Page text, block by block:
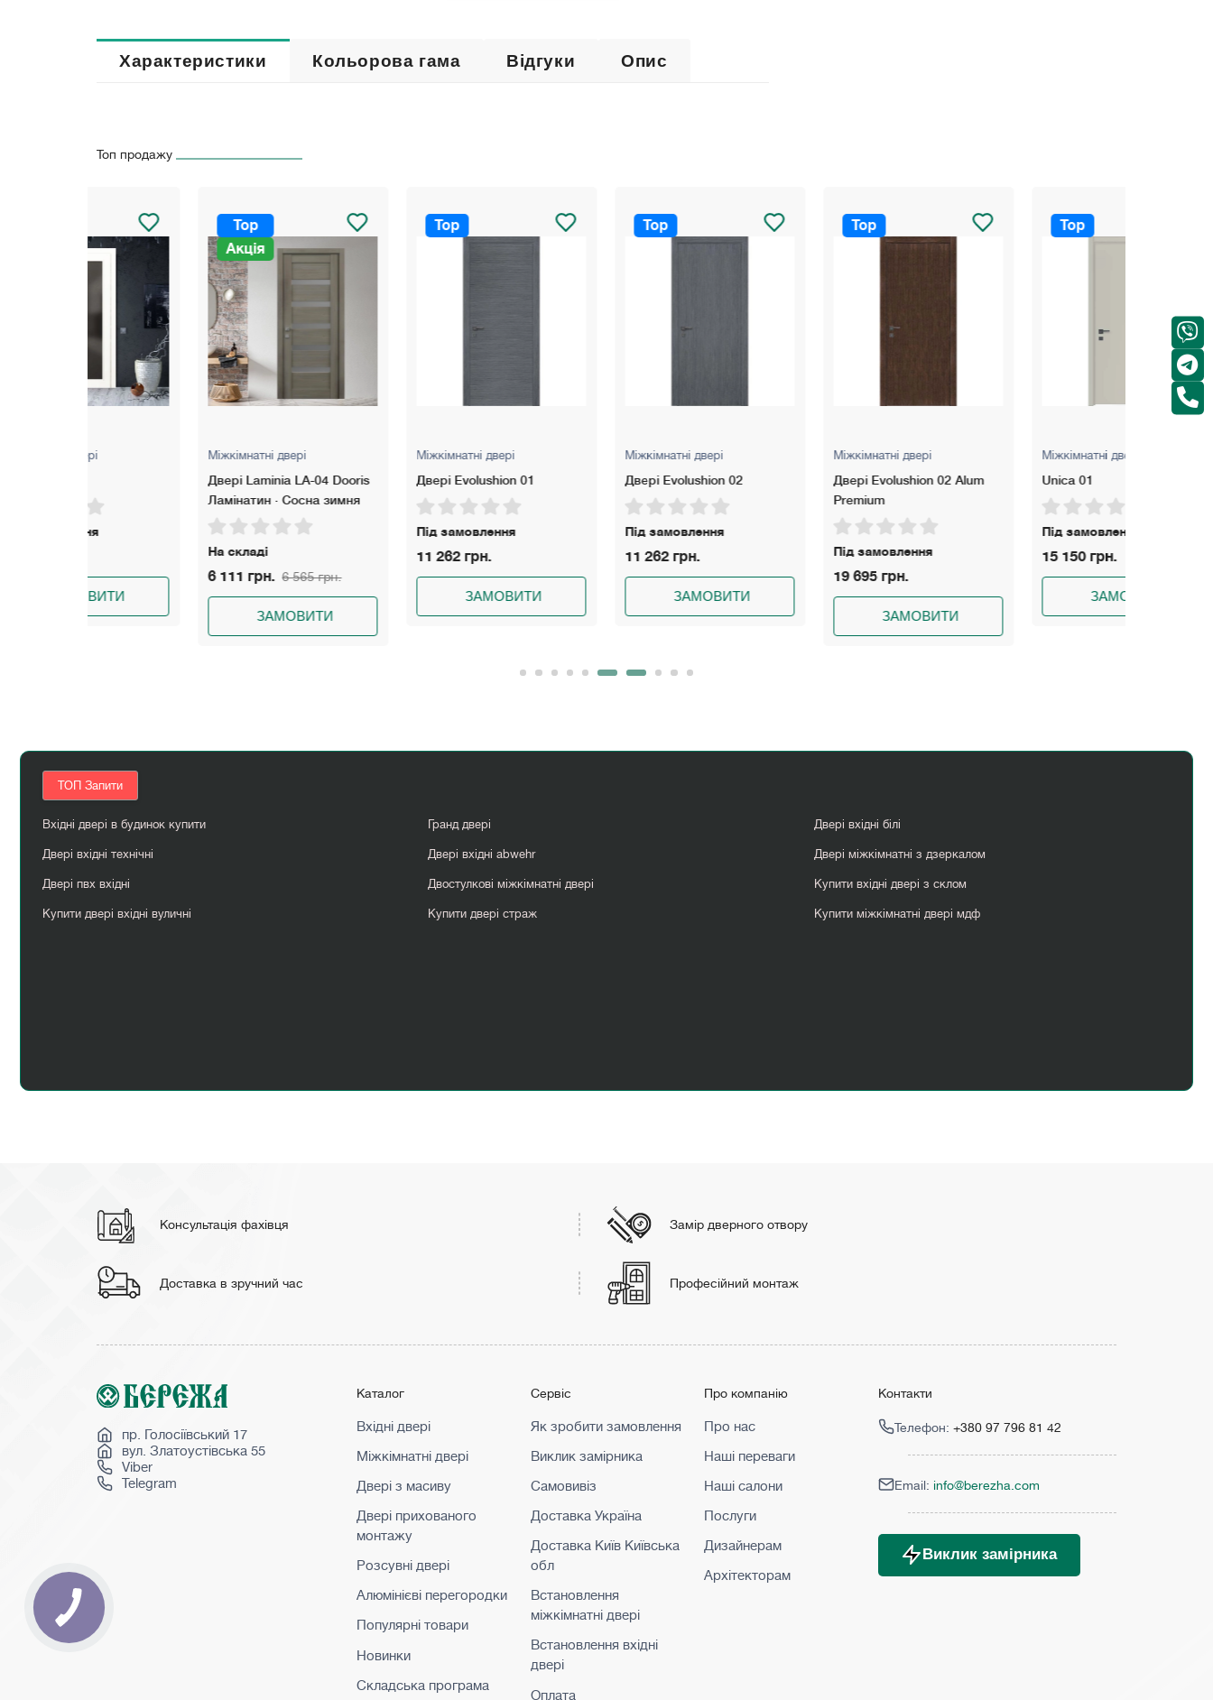
Характеристики Кольорова гама Відгуки Опис
Топ продажу
Top
Акція
Двері Laminia LA-04 Dooris
Ламінатин · Сосна зимня
6 111 грн. 6 565 грн.
ЗАМОВИТИ
Top
Двері Evolushion 01
ЗАМОВИТИ
Top
Двері Evolushion 02
Top
Двері Evolushion 02 Alum
19 695 грн.
ЗАМОВИТИ
Top
Unica 01
ЗАМОВИТИ
ТОП Запити
Вхідні двері в будинок купити Гранд двері Двері вхідні білі
Двері вхідні технічні Двері вхідні abwehr Двері міжкімнатні з дзеркалом
Двері пвх вхідні Двостулкові міжкімнатні двері Купити вхідні двері з склом
Купити двері вхідні вуличні Купити двері страж Купити міжкімнатні двері мдф
Консультація фахівця Замір дверного отвору
Доставка в зручний час Професійний монтаж
пр. Голосіївський 17
вул. Златоустівська 55
Viber
Telegram
Каталог
Вхідні двері
Міжкімнатні двері
Двері з масиву
Двері прихованого
монтажу
Розсувні двері
Алюмінієві перегородки
Популярні товари
Новинки
Складська програма
Сервіс
Як зробити замовлення
Виклик замірника
Самовивіз
Доставка Україна
Доставка Київ Київська
обл
Встановлення
міжкімнатні двері
Встановлення вхідні
двері
Оплата
Про компанію
Про нас
Наші переваги
Наші салони
Послуги
Дизайнерам
Архітекторам
Контакти
Телефон: +380 97 796 81 42
Email: info@berezha.com
Виклик замірника